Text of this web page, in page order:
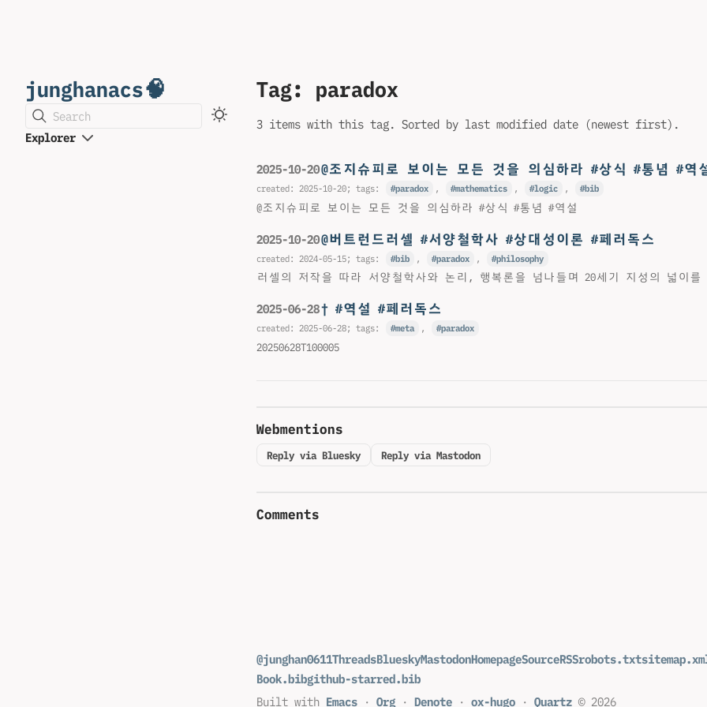
junghanacs🧠
Search
Explorer
Tag: paradox
3 items with this tag. Sorted by last modified date (newest first).
2025-10-20@조지슈피로 보이는 모든 것을 의심하라 #상식 #통념 #역
created: 2025-10-20; tags: paradox , mathematics , logic , bib
@조지슈피로 보이는 모든 것을 의심하라 #상식 #통념 #역설
2025-10-20@버트런드러셀 #서양철학사 #상대성이론 #페러독스
created: 2024-05-15; tags: bib , paradox , philosophy
러셀의 저작을 따라 서양철학사와 논리, 행복론을 넘나들며 20세기 지성의 넓이를
2025-06-28† #역설 #페러독스
created: 2025-06-28; tags: meta , paradox
20250628T100005
Webmentions
Reply via Bluesky Reply via Mastodon
Comments
@junghan0611ThreadsBlueskyMastodonHomepageSourceRSSrobots.txt
Book.bibgithub-starred.bib
Built with Emacs · Org · Denote · ox-hugo · Quartz © 2026